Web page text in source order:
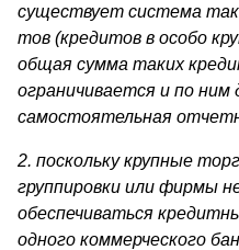
существует система
тов (кредитов в особо
общая сумма таких
ограничивается и по
самостоятельная
2. поскольку крупные
группировки или фирмы
обеспечиваться
одного коммерческого